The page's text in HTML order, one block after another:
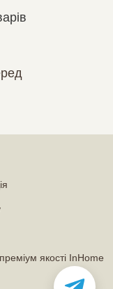
якості InHome